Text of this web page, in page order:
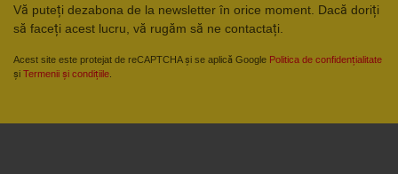
Vă puteți dezabona de la newsletter în orice moment. Dacă doriți
să faceți acest lucru, vă rugăm să ne contactați.
Acest site este protejat de reCAPTCHA și se aplică Google Politica de confidențialitate
și Termenii și condițiile